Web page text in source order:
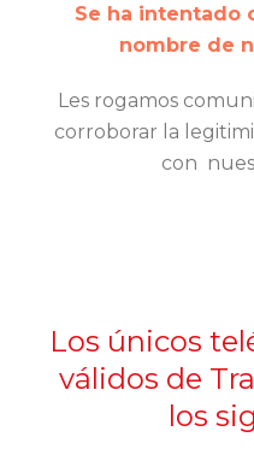
Se ha intentado
nombre de
Les rogamos
corroborar la
con
Los únicos
válidos de
los